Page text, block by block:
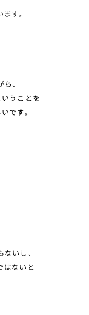
ます。
ら、
いうことを
いです。
ないし、
はないと